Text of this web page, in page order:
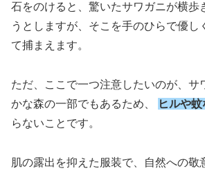
石をのけると、驚いたサワガニが横歩
うとしますが、そこを手のひらで優し
て捕まえます。
ただ、ここで一つ注意したいのが、サ
かな森の一部でもあるため、
ヒルや
らないことです。
肌の露出を抑えた服装で、自然への敬